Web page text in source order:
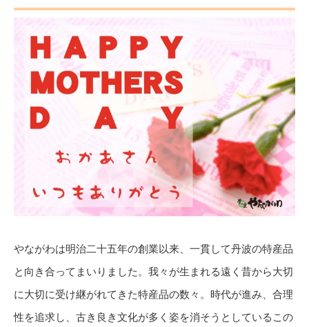
やながわは明治二十五年の創業以来、一貫して丹波の特産品
と向き合ってまいりました。我々が生まれる遠く昔から大切
に大切に受け継がれてきた特産品の数々。時代が進み、合理
性を追求し、古き良き文化が多く姿を消そうとしているこの